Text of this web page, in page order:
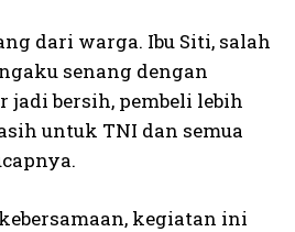
dari warga. Ibu Siti, salah
senang dengan
jadi bersih, pembeli lebih
untuk TNI dan semua
kegiatan ini